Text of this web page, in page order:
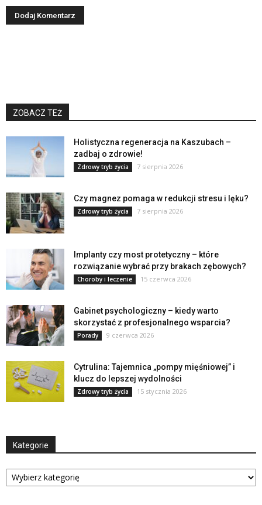
ZOBACZ TEŻ
Holistyczna regeneracja na Kaszubach –
zadbaj o zdrowie!
Zdrowy tryb życia 7 sierpnia 2026
Czy magnez pomaga w redukcji stresu i lęku?
Zdrowy tryb życia 7 sierpnia 2026
Implanty czy most protetyczny – które
rozwiązanie wybrać przy brakach zębowych?
Choroby i leczenie 15 czerwca 2026
Gabinet psychologiczny – kiedy warto
skorzystać z profesjonalnego wsparcia?
Porady 9 czerwca 2026
Cytrulina: Tajemnica „pompy mięśniowej” i
klucz do lepszej wydolności
Zdrowy tryb życia 15 stycznia 2026
Kategorie
Kategorie